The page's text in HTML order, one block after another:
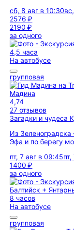
сб, 8 авг в 10:30
2576 ₽
2190 ₽
за одного
4,5 часа
На автобусе
групповая
Мадина
4,74
27 отзывов
Загадки и чудеса
Из
Эфа и по берегу
пт, 7 авг в 09:45
1400 ₽
за одного
8 часов
На автобусе
групповая